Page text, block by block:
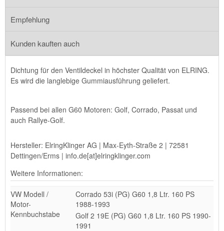
Empfehlung
Kunden kauften auch
Dichtung für den Ventildeckel in höchster Qualität von ELRING.
Es wird die langlebige Gummiausführung geliefert.
Passend bei allen G60 Motoren: Golf, Corrado, Passat und
auch Rallye-Golf.
Hersteller: ElringKlinger AG | Max-Eyth-Straße 2 | 72581
Dettingen/Erms | info.de[at]elringklinger.com
Weitere Informationen:
VW Modell /
Motor-
Kennbuchstabe
Corrado 53i (PG) G60 1,8 Ltr. 160 PS
1988-1993
Golf 2 19E (PG) G60 1,8 Ltr. 160 PS 1990-
1991